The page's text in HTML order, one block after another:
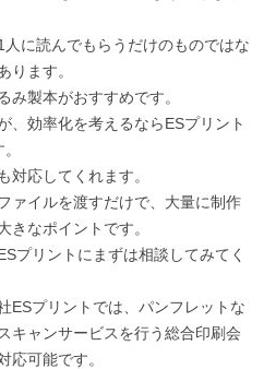
に読んでもらうだけのものではな
ります。
み製本がおすすめです。
、効率化を考えるならESプリント
対応してくれます。
ァイルを渡すだけで、大量に制作
きなポイントです。
プリントにまずは相談してみてく
ESプリントでは、パンフレットな
キャンサービスを行う総合印刷会
応可能です。